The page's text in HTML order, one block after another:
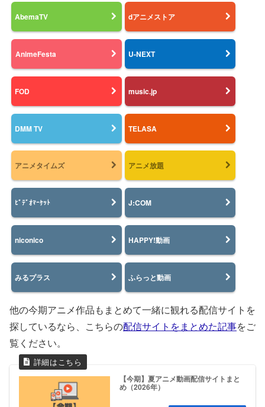
AbemaTV dアニメストア
AnimeFesta U-NEXT
FOD music.jp
DMM TV TELASA
アニメタイムズ アニメ放題
ﾋﾞﾃﾞｵﾏｰｹｯﾄ J:COM
niconico HAPPY!動画
みるプラス ふらっと動画
他の今期アニメ作品もまとめて一緒に観れる配信サイトを
探しているなら、こちらの配信サイトをまとめた記事をご
覧ください。
【今期】夏アニメ動画配信サイトまと
め（2026年）